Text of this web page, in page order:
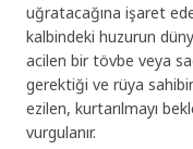
uğratacağına işaret
kalbindeki huzurun
acilen bir tövbe veya
gerektiği ve rüya
ezilen, kurtarılmayı
vurgulanır.